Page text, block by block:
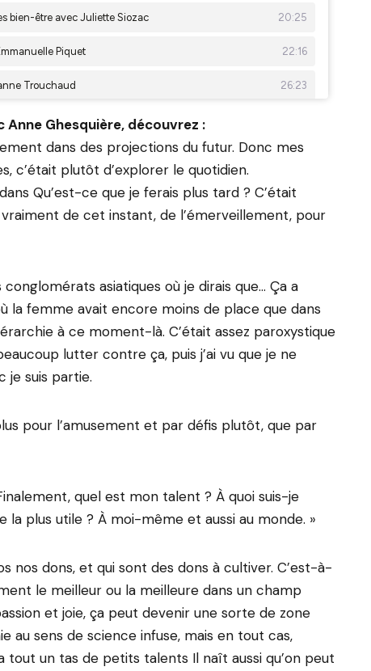
Ghesquière, découvrez :
dans des projections du futur. Donc mes
c’était plutôt d’explorer le quotidien.
Qu’est-ce que je ferais plus tard ? C’était
de cet instant, de l’émerveillement, pour
asiatiques où je dirais que… Ça a
la femme avait encore moins de place que dans
à ce moment-là. C’était assez paroxystique
lutter contre ça, puis j’ai vu que je ne
je suis partie.
pour l’amusement et par défis plutôt, que par
quel est mon talent ? À quoi suis-je
plus utile ? À moi-même et aussi au monde. »
nos dons, et qui sont des dons à cultiver. C’est-à-
le meilleur ou la meilleure dans un champ
et joie, ça peut devenir une sorte de zone
au sens de science infuse, mais en tout cas,
tout un tas de petits talents Il naît aussi qu’on peut